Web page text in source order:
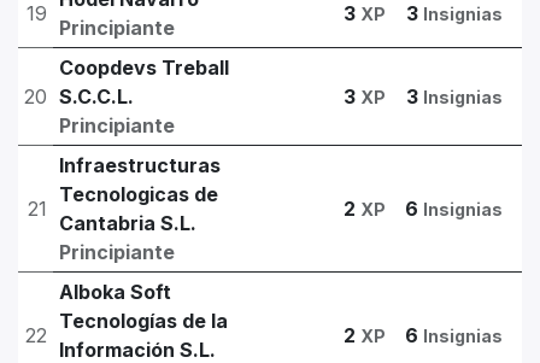
19
Principiante
3 XP 3 Insignias
20
Coopdevs Treball
S.C.C.L.
Principiante
3 XP 3 Insignias
21
Infraestructuras
Tecnologicas de
Cantabria S.L.
Principiante
2 XP 6 Insignias
22
Alboka Soft
Tecnologías de la
Información S.L.
2 XP 6 Insignias